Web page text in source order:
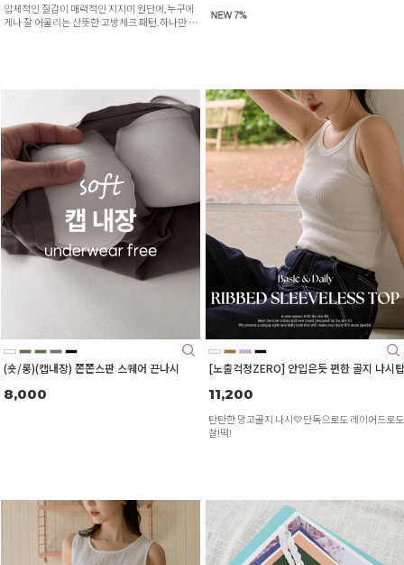
입체적인 질감이 매력적인 지지미 원단에,누구에
게나 잘 어울리는 산뜻한 고방체크 패턴.하나만 입
(숏/롱)(캡내장) 쫀쫀스판 스퀘어 끈나시
8,000
[노출걱정ZERO] 안입은듯 편한 골지 나시탑
11,200
탄탄한 망고골지 나시💛단독으로도 레이어드로도
찰!떡!